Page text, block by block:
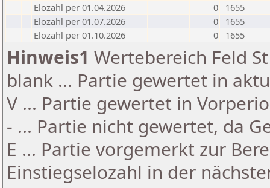
Elozahl per 01.04.2026
0
1655
Elozahl per 01.07.2026
0
1655
Elozahl per 01.10.2026
0 1655
Hinweis1 Wertebereich Feld
blank ... Partie gewertet in
V ... Partie gewertet in
- ... Partie nicht gewertet, da
E ... Partie vorgemerkt zur
Einstiegselozahl in der